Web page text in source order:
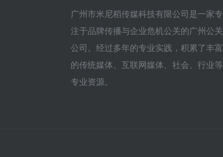
广州市米尼稻传媒科技有限公司是一家专
注于品牌传播与企业危机公关的广州公关
公司。经过多年的专业实践，积累了丰富
的传统媒体、互联网媒体、社会、行业等
专业资源。